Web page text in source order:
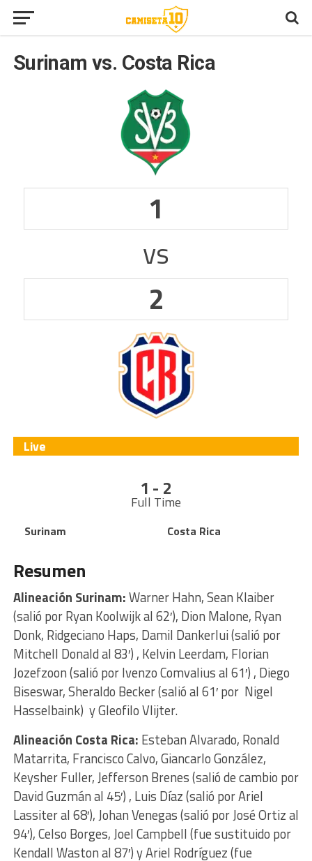
Surinam vs. Costa Rica
1
vs
2
Live
1 - 2
Full Time
Surinam Costa Rica
Resumen
Alineación Surinam:Warner Hahn, Sean Klaiber
(salió por Ryan Koolwijk al 62′), Dion Malone, Ryan
Donk, Ridgeciano Haps, Damil Dankerlui (salió por
Mitchell Donald al 83′) , Kelvin Leerdam, Florian
Jozefzoon (salió por Ivenzo Comvalius al 61′) , Diego
Biseswar, Sheraldo Becker (salió al 61′ por Nigel
Hasselbaink) y Gleofilo Vlijter.
Alineación Costa Rica: Esteban Alvarado, Ronald
Matarrita, Francisco Calvo, Giancarlo González,
Keysher Fuller, Jefferson Brenes (salió de cambio por
David Guzmán al 45′) , Luis Díaz (salió por Ariel
Lassiter al 68′), Johan Venegas (salió por José Ortiz al
94′), Celso Borges, Joel Campbell (fue sustituido por
Kendall Waston al 87′) y Ariel Rodríguez (fue